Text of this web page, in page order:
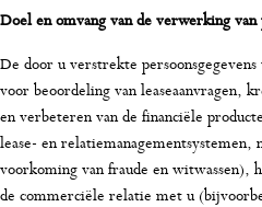
Doel en omvang van de verwerking van
De door u verstrekte
voor beoordeling van leaseaanvragen,
en verbeteren van de financiële
lease- en
voorkoming van fraude en witwassen),
de commerciële relatie met u